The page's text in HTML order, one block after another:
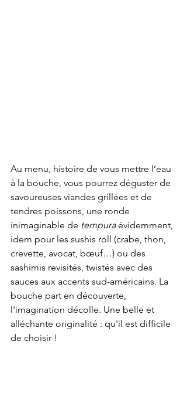
Au menu, histoire de vous mettre l’eau
à la bouche, vous pourrez déguster de
savoureuses viandes grillées et de
tendres poissons, une ronde
inimaginable de tempura évidemment,
idem pour les sushis roll (crabe, thon,
crevette, avocat, bœuf…) ou des
sashimis revisités, twistés avec des
sauces aux accents sud-américains. La
bouche part en découverte,
l'imagination décolle. Une belle et
alléchante originalité : qu'il est difficile
de choisir !